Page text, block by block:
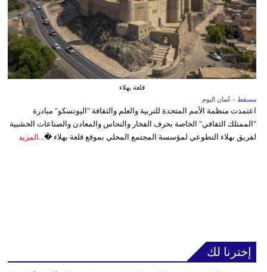
قلعة بهلاء
مسقط - عُمان اليوم
اعتمدت منظمة الأمم المتحدة للتربية والعلم والثقافة "اليونسكو" مبادرة
"الممتلك الثقافي" الخاصة بحرف الفخار والنحاس والمعادن والصناعات الخشبية
لفريق بهلاء التطوعي لمؤسسة المجتمع المحلي بموقع قلعة بهلاء �... المزيد
إخترنا لك